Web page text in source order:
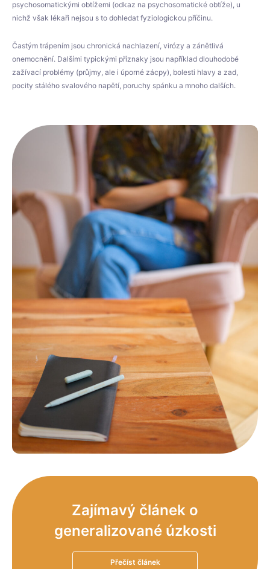
psychosomatickými obtížemi (odkaz na psychosomatické obtíže), u
nichž však lékaři nejsou s to dohledat fyziologickou příčinu.
Častým trápením jsou chronická nachlazení, virózy a zánětlivá
onemocnění. Dalšími typickými příznaky jsou například dlouhodobé
zažívací problémy (průjmy, ale i úporné zácpy), bolesti hlavy a zad,
pocity stálého svalového napětí, poruchy spánku a mnoho dalších.
Zajímavý článek o
generalizované úzkosti
Přečíst článek